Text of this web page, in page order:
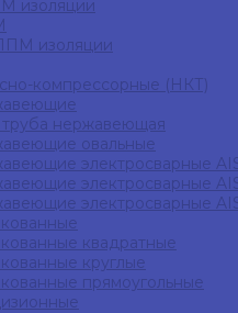
изоляции
изоляции
компрессорные (НКТ)
труба нержавеющая
овальные
электросварные
электросварные
электросварные
квадратные
круглые
прямоугольные